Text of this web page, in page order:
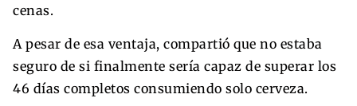
cenas.
A pesar de esa ventaja, compartió que no estaba
seguro de si finalmente sería capaz de superar los
46 días completos consumiendo solo cerveza.